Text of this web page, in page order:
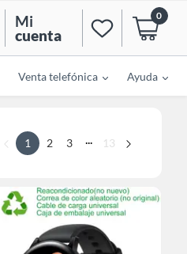
Mi
cuenta
0
Venta telefónica Ayuda
1 2 3 ... 13